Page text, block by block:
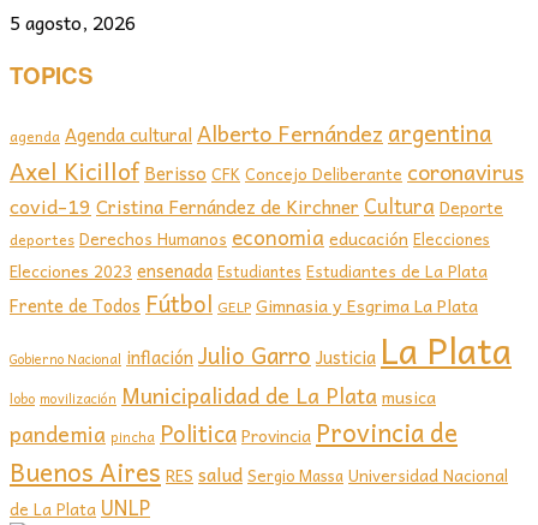
5 agosto, 2026
TOPICS
agenda Agenda culturalAlberto Fernández argentina
Axel Kicillof Berisso CFKConcejo Deliberante coronavirus
covid-19 Cristina Fernández de Kirchner Cultura Deporte
deportes Derechos Humanos economia educación Elecciones
Elecciones 2023 ensenada Estudiantes Estudiantes de La Plata
Frente de Todos Fútbol GELP Gimnasia y Esgrima La Plata
Gobierno Nacional inflación Julio Garro Justicia La Plata
lobo movilización Municipalidad de La Plata musica
pandemia pincha PoliticaProvincia Provincia de
Buenos Aires RES saludSergio MassaUniversidad Nacional
de La Plata UNLP